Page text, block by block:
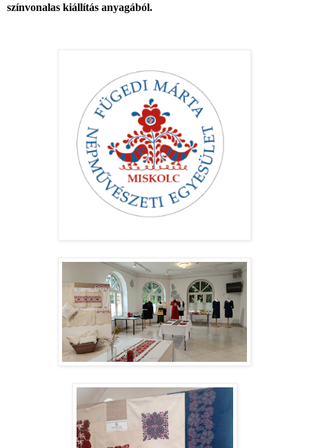
színvonalas kiállítás anyagából.